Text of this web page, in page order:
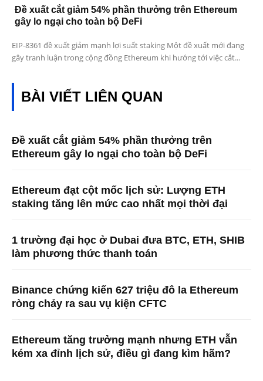
Đề xuất cắt giảm 54% phần thưởng trên Ethereum
gây lo ngại cho toàn bộ DeFi
EIP-8361 đề xuất giảm mạnh lợi suất staking Một đề xuất mới đang
gây tranh luận trong cộng đồng Ethereum khi hướng tới việc cắt...
BÀI VIẾT LIÊN QUAN
Đề xuất cắt giảm 54% phần thưởng trên
Ethereum gây lo ngại cho toàn bộ DeFi
Ethereum đạt cột mốc lịch sử: Lượng ETH
staking tăng lên mức cao nhất mọi thời đại
1 trường đại học ở Dubai đưa BTC, ETH, SHIB
làm phương thức thanh toán
Binance chứng kiến ​​627 triệu đô la Ethereum
ròng chảy ra sau vụ kiện CFTC
Ethereum tăng trưởng mạnh nhưng ETH vẫn
kém xa đỉnh lịch sử, điều gì đang kìm hãm?